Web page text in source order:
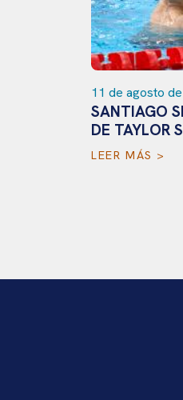
11 de agosto
SANTIAGO
DE TAYLOR
LEER MÁS >